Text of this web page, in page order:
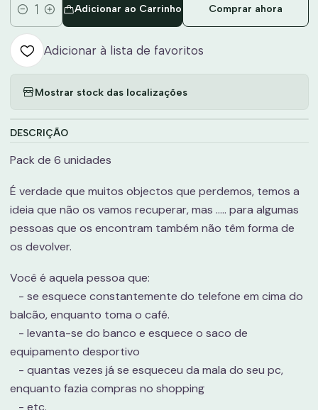
Quantidade
Adicionar ao Carrinho Comprar ahora
Adicionar à lista de favoritos
Mostrar stock das localizações
DESCRIÇÃO
Pack de 6 unidades
É verdade que muitos objectos que perdemos, temos a
ideia que não os vamos recuperar, mas ..... para algumas
pessoas que os encontram também não têm forma de
os devolver.
Você é aquela pessoa que:
- se esquece constantemente do telefone em cima do
balcão, enquanto toma o café.
- levanta-se do banco e esquece o saco de
equipamento desportivo
- quantas vezes já se esqueceu da mala do seu pc,
enquanto fazia compras no shopping
- etc.